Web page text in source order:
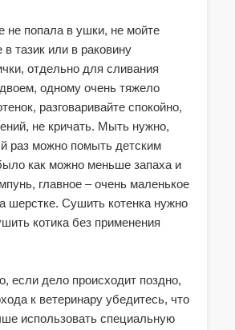
не попала в ушки, не мойте
тазик или в раковину
отдельно для сливания
одному очень тяжело
разговаривайте спокойно,
не кричать. Мыть нужно,
раз можно помыть детским
как можно меньше запаха и
главное – очень маленькое
шерстке. Сушить котенка нужно
котика без применения
если дело происходит поздно,
к ветеринару убедитесь, что
использовать специальную